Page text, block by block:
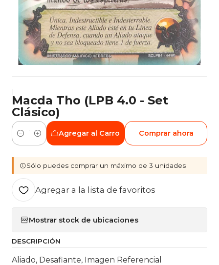
|
Macda Tho (LPB 4.0 - Set
Clásico)
Cantidad
Agregar al Carro Comprar ahora
Sólo puedes comprar un máximo de 3 unidades
Agregar a la lista de favoritos
Mostrar stock de ubicaciones
DESCRIPCIÓN
Aliado, Desafiante, Imagen Referencial